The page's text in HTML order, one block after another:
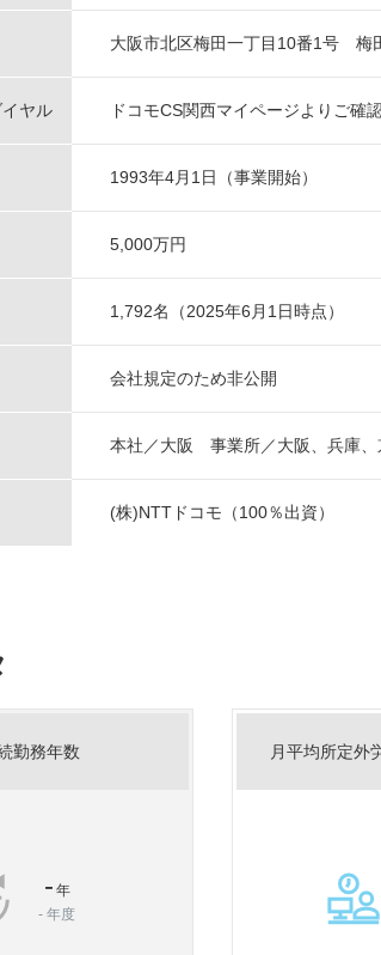
大阪市北区梅田一丁目10番1号 梅
ヤル ドコモCS関西マイページよりご確
1993年4月1日（事業開始）
5,000万円
1,792名（2025年6月1日時点）
会社規定のため非公開
本社／大阪 事業所／大阪、兵庫、
(株)NTTドコモ（100％出資）
勤務年数
- 年
- 年度
月平均所定外